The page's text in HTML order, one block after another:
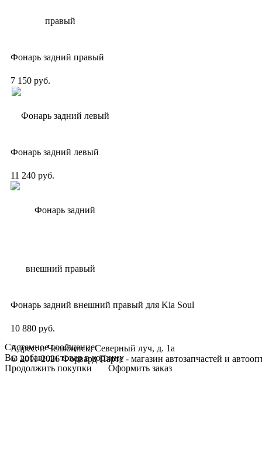
Фонарь задний правый
7 150 руб.
Фонарь задний левый
11 240 руб.
Фонарь задний внешний правый для Kia Soul
10 880 руб.
Адрес: г. Челябинск, Северный луч, д. 1а
© 2011-2026 Форвард Партс - магазин автозапчастей и
Системное сообщение:
Вы добавили товар в корзину
Продолжить покупки
Оформить заказ